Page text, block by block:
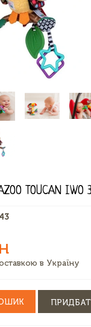
TOUCAN
в Україну